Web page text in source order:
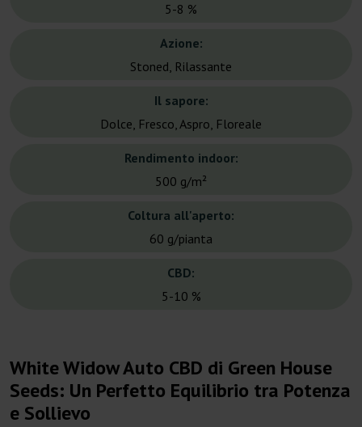
5-8 %
Azione:
Stoned, Rilassante
Il sapore:
Dolce, Fresco, Aspro, Floreale
Rendimento indoor:
500 g/m²
Coltura all'aperto:
60 g/pianta
CBD:
5-10 %
White Widow Auto CBD di Green House
Seeds: Un Perfetto Equilibrio tra Potenza
e Sollievo